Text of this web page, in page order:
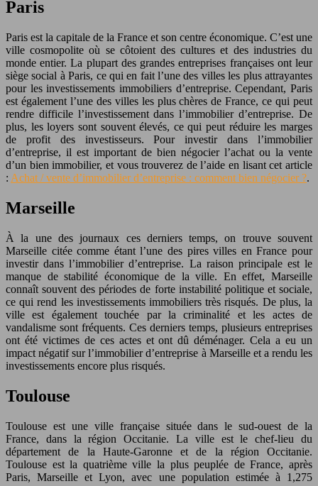
Paris
Paris est la capitale de la France et son centre économique. C’est une
ville cosmopolite où se côtoient des cultures et des industries du
monde entier. La plupart des grandes entreprises françaises ont leur
siège social à Paris, ce qui en fait l’une des villes les plus attrayantes
pour les investissements immobiliers d’entreprise. Cependant, Paris
est également l’une des villes les plus chères de France, ce qui peut
rendre difficile l’investissement dans l’immobilier d’entreprise. De
plus, les loyers sont souvent élevés, ce qui peut réduire les marges
de profit des investisseurs. Pour investir dans l’immobilier
d’entreprise, il est important de bien négocier l’achat ou la vente
d’un bien immobilier, et vous trouverez de l’aide en lisant cet article
: Achat / vente d’immobilier d’entreprise : comment bien négocier ?.
Marseille
À la une des journaux ces derniers temps, on trouve souvent
Marseille citée comme étant l’une des pires villes en France pour
investir dans l’immobilier d’entreprise. La raison principale est le
manque de stabilité économique de la ville. En effet, Marseille
connaît souvent des périodes de forte instabilité politique et sociale,
ce qui rend les investissements immobiliers très risqués. De plus, la
ville est également touchée par la criminalité et les actes de
vandalisme sont fréquents. Ces derniers temps, plusieurs entreprises
ont été victimes de ces actes et ont dû déménager. Cela a eu un
impact négatif sur l’immobilier d’entreprise à Marseille et a rendu les
investissements encore plus risqués.
Toulouse
Toulouse est une ville française située dans le sud-ouest de la
France, dans la région Occitanie. La ville est le chef-lieu du
département de la Haute-Garonne et de la région Occitanie.
Toulouse est la quatrième ville la plus peuplée de France, après
Paris, Marseille et Lyon, avec une population estimée à 1,275